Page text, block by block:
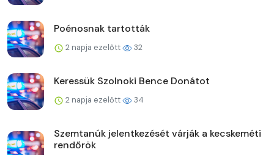
Poénosnak tartották
2 napja ezelőtt 32
Keressük Szolnoki Bence Donátot
2 napja ezelőtt 34
Szemtanúk jelentkezését várják a kecskeméti
rendőrök